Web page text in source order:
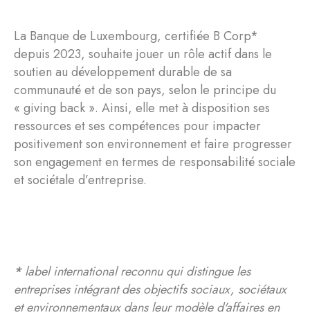
La Banque de Luxembourg, certifiée B Corp*
depuis 2023, souhaite jouer un rôle actif dans le
soutien au développement durable de sa
communauté et de son pays, selon le principe du
« giving back ». Ainsi, elle met à disposition ses
ressources et ses compétences pour impacter
positivement son environnement et faire progresser
son engagement en termes de responsabilité sociale
et sociétale d’entreprise.
*label international reconnu qui distingue les
entreprises intégrant des objectifs sociaux, sociétaux
et environnementaux dans leur modèle d'affaires en